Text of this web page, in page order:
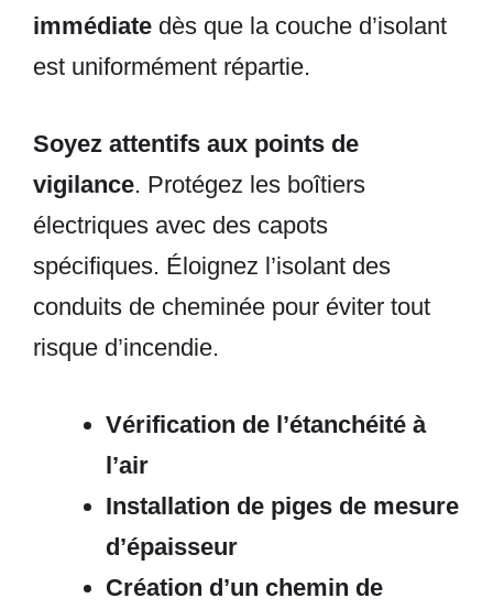
immédiate dès que la couche d’isolant
est uniformément répartie.
Soyez attentifs aux points de
vigilance. Protégez les boîtiers
électriques avec des capots
spécifiques. Éloignez l’isolant des
conduits de cheminée pour éviter tout
risque d’incendie.
Vérification de l’étanchéité à
l’air
Installation de piges de mesure
d’épaisseur
Création d’un chemin de